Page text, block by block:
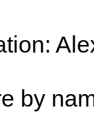
by